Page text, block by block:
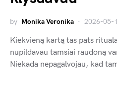
by Monika Veronika 2026-05-
Kiekvieną kartą tas pats
nupildavau tamsiai raudoną
Niekada nepagalvojau, kad